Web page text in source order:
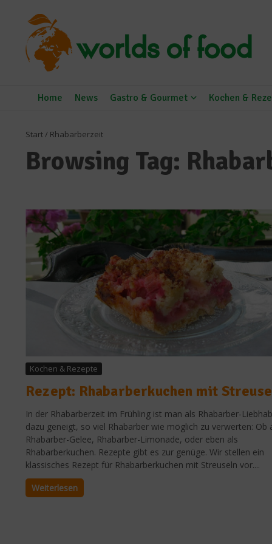
Home News Gastro & Gourmet Kochen &
Start/ Rhabarberzeit
Browsing Tag:
Kochen & Rezepte
Rezept: Rhabarberkuchen mit
In der Rhabarberzeit im Frühling ist man als Rhabarber-
dazu geneigt, so viel Rhabarber wie möglich zu verwerten: Ob
Rhabarber-Gelee, Rhabarber-Limonade, oder eben als
Rhabarberkuchen. Rezepte gibt es zur genüge. Wir stellen ein
klassisches Rezept für Rhabarberkuchen mit Streuseln vor....
Weiterlesen